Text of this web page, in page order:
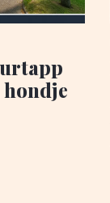
hondje